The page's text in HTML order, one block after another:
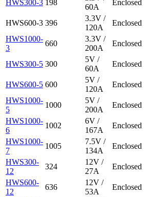
HWS300-3 198
60A
Enclosed
HWS600-3 396
3.3V /
120A
Enclosed
HWS1000-
3
660
3.3V /
200A
Enclosed
HWS300-5 300
5V /
60A
Enclosed
HWS600-5 600
5V /
120A
Enclosed
HWS1000-
5
1000
5V /
200A
Enclosed
HWS1000-
6
1002
6V /
167A
Enclosed
HWS1000-
7
1005
7.5V /
134A
Enclosed
HWS300-
12
324
12V /
27A
Enclosed
HWS600-
12
636
12V /
53A
Enclosed